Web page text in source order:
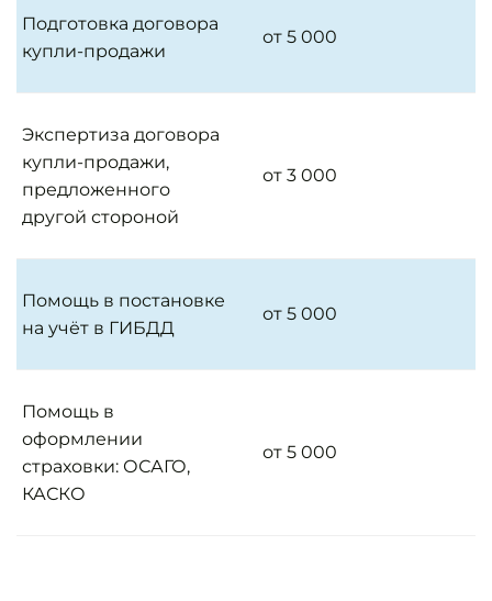
Подготовка договора
купли-продажи
от 5 000
Экспертиза договора
купли-продажи,
предложенного
другой стороной
от 3 000
Помощь в постановке
на учёт в ГИБДД
от 5 000
Помощь в
оформлении
страховки: ОСАГО,
КАСКО
от 5 000